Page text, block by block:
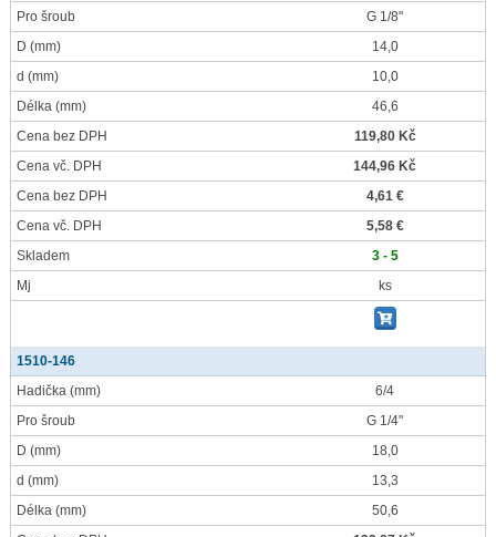
Pro šroub
G 1/8"
D (mm)
14,0
d (mm)
10,0
Délka (mm)
46,6
Cena bez DPH
119,80 Kč
Cena vč. DPH
144,96 Kč
Cena bez DPH
4,61 €
Cena vč. DPH
5,58 €
Skladem
3 - 5
Mj
ks
1510-146
Hadička (mm)
6/4
Pro šroub
G 1/4"
D (mm)
18,0
d (mm)
13,3
Délka (mm)
50,6